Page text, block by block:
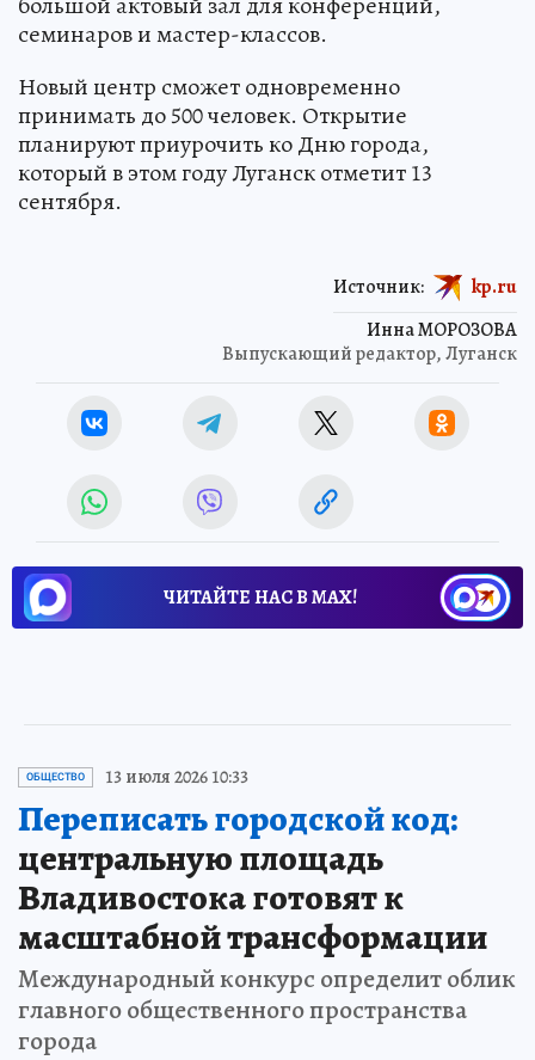
семинаров и мастер-классов.
Новый центр сможет одновременно
принимать до 500 человек. Открытие
планируют приурочить ко Дню города,
который в этом году Луганск отметит 13
сентября.
Инна МОРОЗОВА
Выпускающий редактор, Луганск
Источник: kp.ru
ЧИТАЙТЕ НАС В МАХ!
ОБЩЕСТВО 13 июля 2026 10:33
Переписать городской код:
центральную площадь
Владивостока готовят к
масштабной трансформации
Международный конкурс определит облик
главного общественного пространства
города